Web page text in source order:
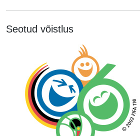
Seotud võistlus